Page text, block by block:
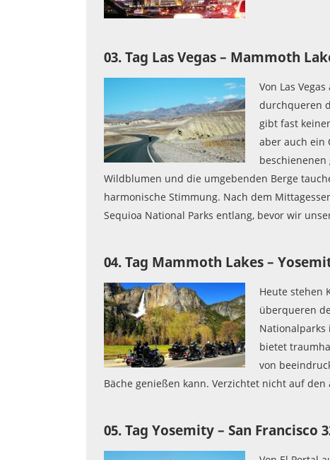
03. Tag Las Vegas – Mammoth
Von Las
durchqueren
gibt fast
aber auch ein
Wildblumen und die umgebenden Berge
harmonische Stimmung. Nach dem
Sequioa National Parks entlang, bevor wir
04. Tag Mammoth Lakes –
Heute stehen
überqueren
Nationalparks
bietet
von
Bäche genießen kann. Verzichtet nicht auf
05. Tag Yosemity – San Francisco